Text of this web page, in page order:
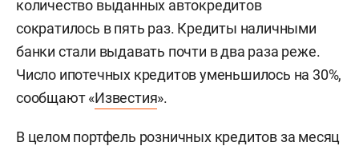
количество выданных автокредитов
сократилось в пять раз. Кредиты наличными
банки стали выдавать почти в два раза реже.
Число ипотечных кредитов уменьшилось на 30%,
сообщают «Известия».
В целом портфель розничных кредитов за месяц